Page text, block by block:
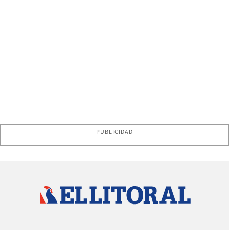
PUBLICIDAD